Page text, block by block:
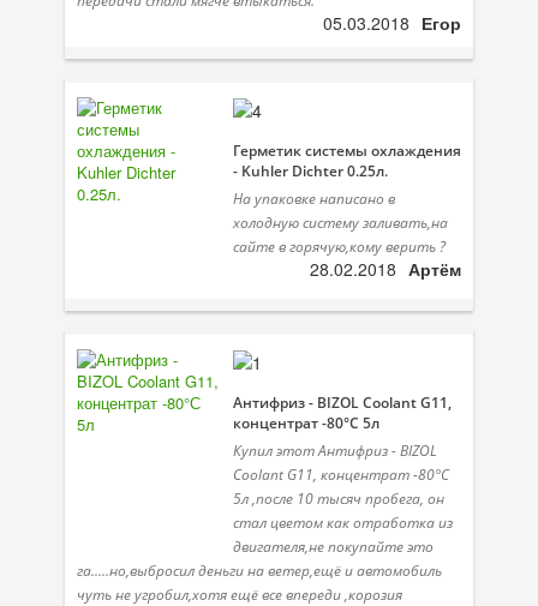
05.03.2018 Егор
Герметик системы охлаждения
- Kuhler Dichter 0.25л.
На упаковке написано в
холодную систему заливать,на
сайте в горячую,кому верить ?
28.02.2018 Артём
Антифриз - BIZOL Coolant G11,
концентрат -80°С 5л
Купил этот Антифриз - BIZOL
Coolant G11, концентрат -80°С
5л ,после 10 тысяч пробега, он
стал цветом как отработка из
двигателя,не покупайте это
га.....но,выбросил деньги на ветер,ещё и автомобиль
чуть не угробил,хотя ещё все впереди ,корозия